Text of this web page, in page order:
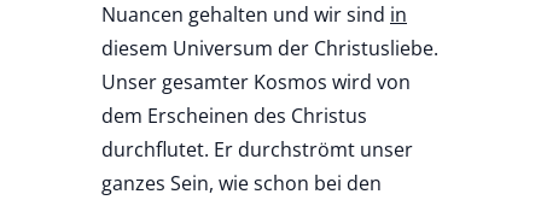
Nuancen gehalten und wir sind in
diesem Universum der Christusliebe.
Unser gesamter Kosmos wird von
dem Erscheinen des Christus
durchflutet. Er durchströmt unser
ganzes Sein, wie schon bei den